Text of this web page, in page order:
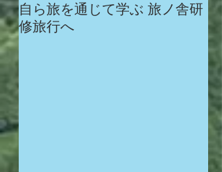
自ら旅を通じて学ぶ 旅ノ舎研
修旅行へ